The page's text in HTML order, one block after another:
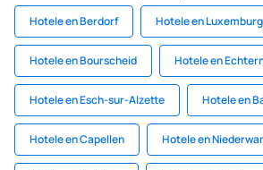
Hotele en Berdorf Hotele en
Hotele en Bourscheid Hotele en
Hotele en Esch-sur-Alzette Hotele en
Hotele en Capellen Hotele en